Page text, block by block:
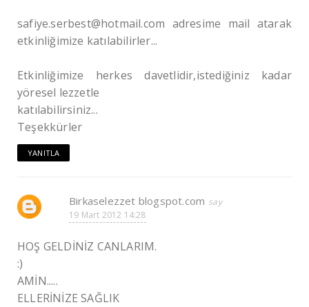
safiye.serbest@hotmail.com adresime mail atarak
etkinliğimize katılabilirler...
Etkinliğimize herkes davetlidir,istediğiniz kadar
yöresel lezzetle
katılabilirsiniz...
Teşekkürler
YANITLA
Birkaselezzet blogspot.com
19 Mart 2012 14:28
HOŞ GELDİNİZ CANLARIM.
:)
AMİN.....
ELLERİNİZE SAĞLIK